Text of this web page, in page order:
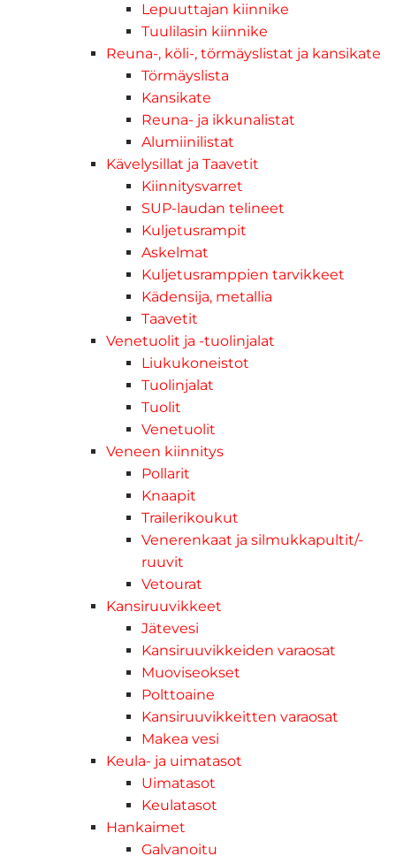
Lepuuttajan kiinnike
Tuulilasin kiinnike
Reuna-, köli-, törmäyslistat ja kansikate
Törmäyslista
Kansikate
Reuna- ja ikkunalistat
Alumiinilistat
Kävelysillat ja Taavetit
Kiinnitysvarret
SUP-laudan telineet
Kuljetusrampit
Askelmat
Kuljetusramppien tarvikkeet
Kädensija, metallia
Taavetit
Venetuolit ja -tuolinjalat
Liukukoneistot
Tuolinjalat
Tuolit
Venetuolit
Veneen kiinnitys
Pollarit
Knaapit
Trailerikoukut
Venerenkaat ja silmukkapultit/-
ruuvit
Vetourat
Kansiruuvikkeet
Jätevesi
Kansiruuvikkeiden varaosat
Muoviseokset
Polttoaine
Kansiruuvikkeitten varaosat
Makea vesi
Keula- ja uimatasot
Uimatasot
Keulatasot
Hankaimet
Galvanoitu